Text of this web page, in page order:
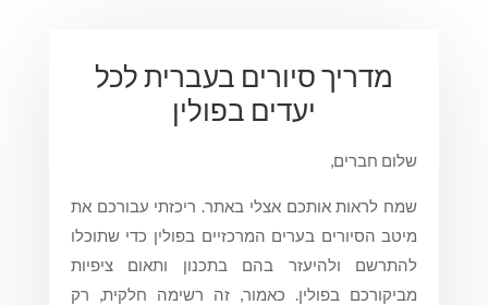
מדריך סיורים בעברית לכל
יעדים בפולין
שלום חברים,
שמח לראות אותכם אצלי באתר. ריכזתי עבורכם את
מיטב הסיורים בערים המרכזיים בפולין כדי שתוכלו
להתרשם ולהיעזר בהם בתכנון ותאום ציפיות
מביקורכם בפולין. כאמור, זה רשימה חלקית, רק